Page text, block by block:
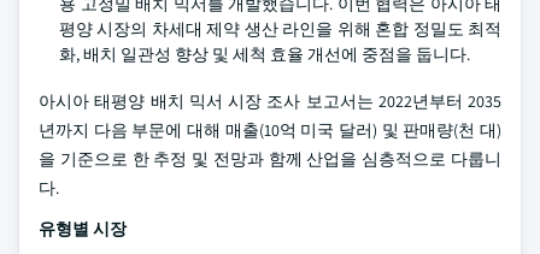
평양 시장의 차세대 제약 생산 라인을 위해 혼합 정밀도 최적
화, 배치 일관성 향상 및 세척 효율 개선에 중점을 둡니다.
아시아 태평양 배치 믹서 시장 조사 보고서는 2022년부터 2035
년까지 다음 부문에 대해 매출(10억 미국 달러) 및 판매량(천 대)
을 기준으로 한 추정 및 전망과 함께 산업을 심층적으로 다룹니
다.
유형별 시장